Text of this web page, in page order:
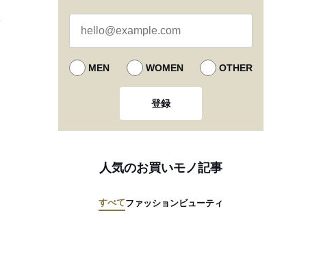
MEN WOMEN OTHER
登録
人気のお買いモノ記事
すべてファッションビューティ